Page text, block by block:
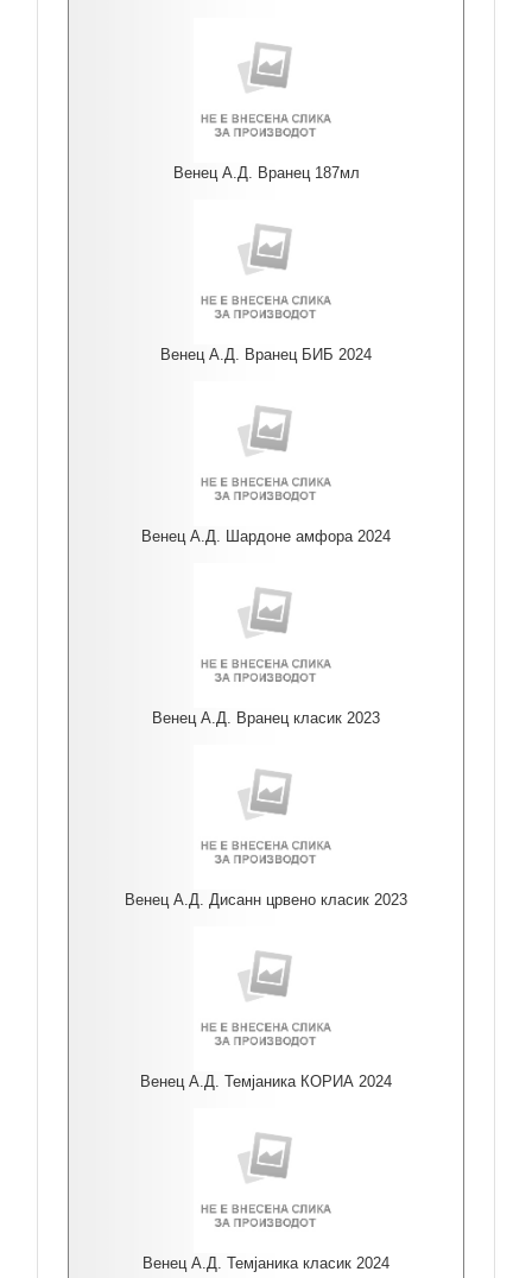
Венец А.Д. Вранец 187мл
Венец А.Д. Вранец БИБ 2024
Венец А.Д. Шардоне амфора 2024
Венец А.Д. Вранец класик 2023
Венец А.Д. Дисанн црвено класик 2023
Венец А.Д. Темјаника КОРИА 2024
Венец А.Д. Темјаника класик 2024